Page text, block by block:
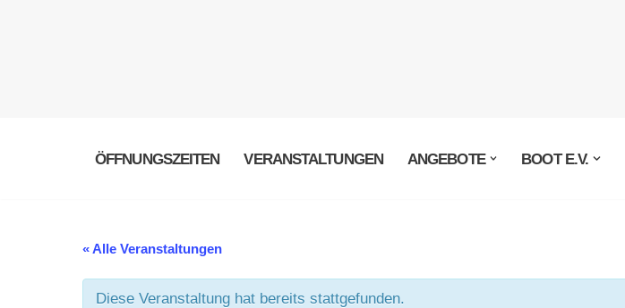
ÖFFNUNGSZEITEN VERANSTALTUNGEN ANGEBOTE BOOT E.V.
« Alle Veranstaltungen
Diese Veranstaltung hat bereits stattgefunden.